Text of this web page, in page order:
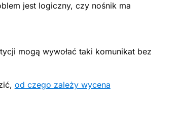
jest logiczny, czy nośnik ma
mogą wywołać taki komunikat bez
od czego zależy wycena